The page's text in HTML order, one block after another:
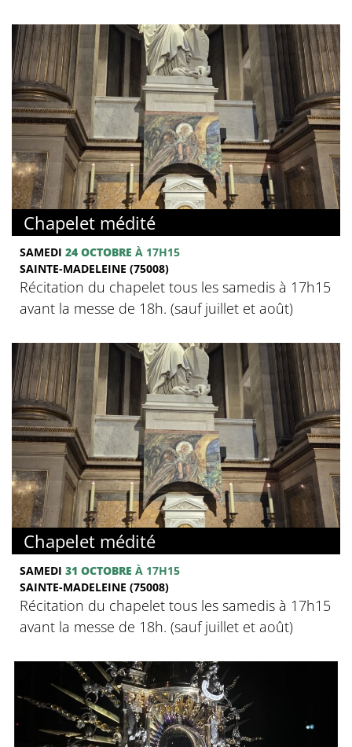
Chapelet médité
SAMEDI 24 OCTOBRE À 17H15
SAINTE-MADELEINE (75008)
Récitation du chapelet tous les samedis à 17h15
avant la messe de 18h. (sauf juillet et août)
Chapelet médité
SAMEDI 31 OCTOBRE À 17H15
SAINTE-MADELEINE (75008)
Récitation du chapelet tous les samedis à 17h15
avant la messe de 18h. (sauf juillet et août)